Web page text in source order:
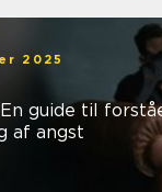
2025
guide til
af angst